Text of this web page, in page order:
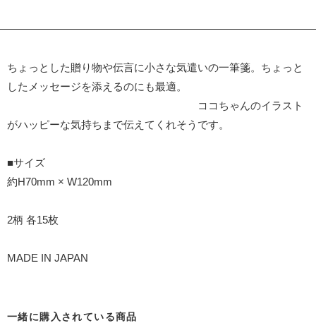
ちょっとした贈り物や伝言に小さな気遣いの一筆箋。ちょっと
したメッセージを添えるのにも最適。
ココちゃんのイラスト
がハッピーな気持ちまで伝えてくれそうです。
■サイズ
約H70mm × W120mm
2柄 各15枚
MADE IN JAPAN
一緒に購入されている商品